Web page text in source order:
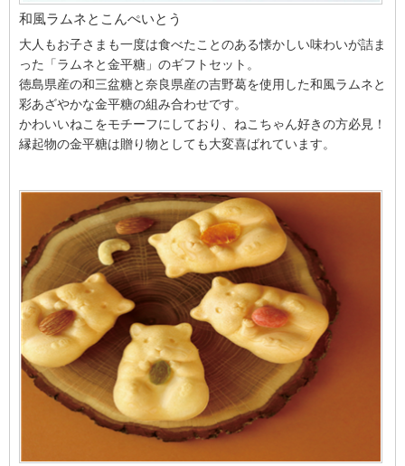
和風ラムネとこんぺいとう
大人もお子さまも一度は食べたことのある懐かしい味わいが詰ま
った「ラムネと金平糖」のギフトセット。
徳島県産の和三盆糖と奈良県産の吉野葛を使用した和風ラムネと
彩あざやかな金平糖の組み合わせです。
かわいいねこをモチーフにしており、ねこちゃん好きの方必見！
縁起物の金平糖は贈り物としても大変喜ばれています。